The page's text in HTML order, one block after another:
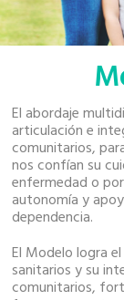
El abordaje
articulación e
comunitarios,
nos confían su
enfermedad o
autonomía y
dependencia.
El Modelo logra
sanitarios y su
comunitarios,